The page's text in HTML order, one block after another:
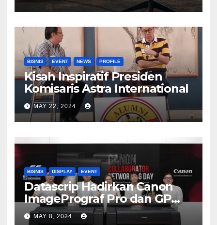
BISNIS EVENT NEWS PROFILE
Kisah Inspiratif Presiden
Komisaris Astra International
MAY 22, 2024
BISNIS DISPLAY EVENT
Datascrip Hadirkan Canon
ImagePrograf Pro dan GP
Series
MAY 8, 2024